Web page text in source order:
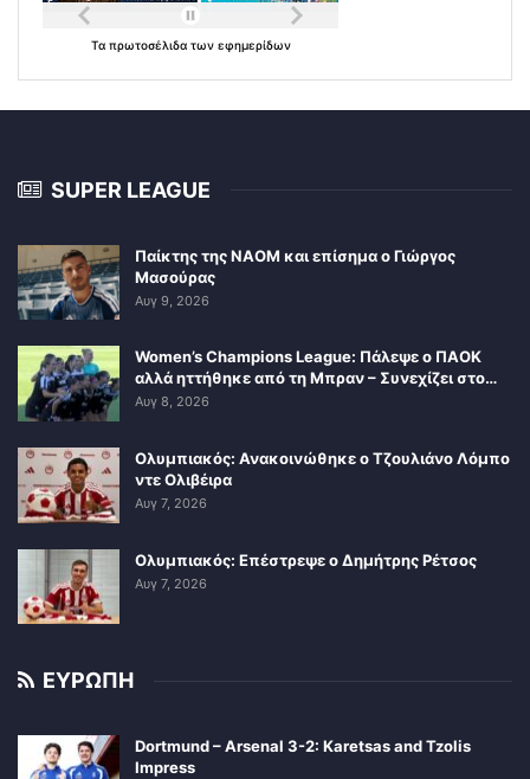
Τα πρωτοσέλιδα των εφημερίδων
SUPER LEAGUE
Παίκτης της ΝΑΟΜ και επίσημα ο Γιώργος
Μασούρας
Αυγ 9, 2026
Women’s Champions League: Πάλεψε ο ΠΑΟΚ
αλλά ηττήθηκε από τη Μπραν – Συνεχίζει στο…
Αυγ 8, 2026
Ολυμπιακός: Ανακοινώθηκε ο Τζουλιάνο Λόμπο
ντε Ολιβέιρα
Αυγ 7, 2026
Ολυμπιακός: Επέστρεψε ο Δημήτρης Ρέτσος
Αυγ 7, 2026
ΕΥΡΩΠΗ
Dortmund – Arsenal 3-2: Karetsas and Tzolis
Impress